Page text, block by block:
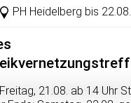
PH Heidelberg bis 22.08.
21.08. ab 14 Uhr